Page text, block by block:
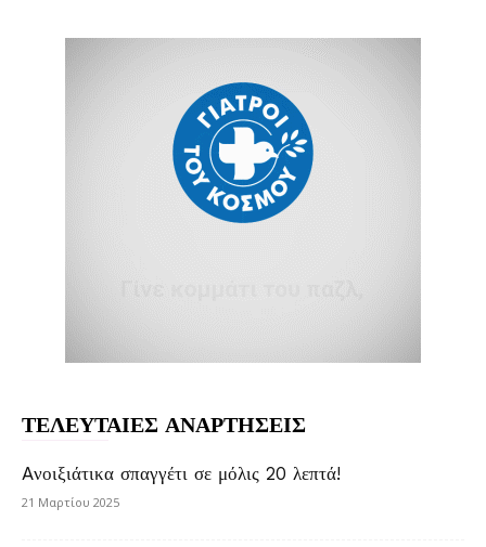
ΤΕΛΕΥΤΑΙΕΣ ΑΝΑΡΤΗΣΕΙΣ
Aνοιξιάτικα σπαγγέτι σε μόλις 20 λεπτά!
21 Μαρτίου 2025